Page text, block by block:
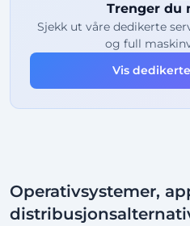
Ekspertstøtte
IP-adresse
Trenger du
Sjekk ut våre dedikerte
og full
Vis
Operativsystemer,